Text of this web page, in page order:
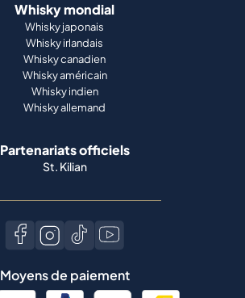
Whisky mondial
Whisky japonais
Whisky irlandais
Whisky canadien
Whisky américain
Whisky indien
Whisky allemand
Partenariats officiels
St. Kilian
Moyens de paiement